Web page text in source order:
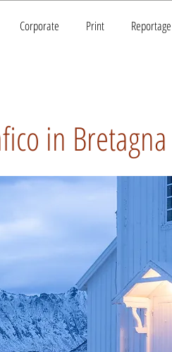
Corporate Print Reportage
in Bretagna